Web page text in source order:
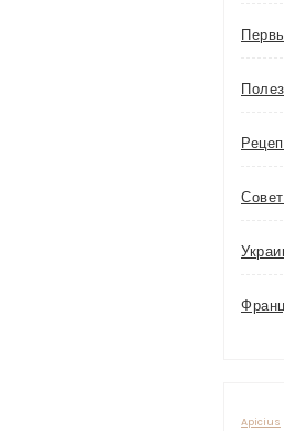
Apicius